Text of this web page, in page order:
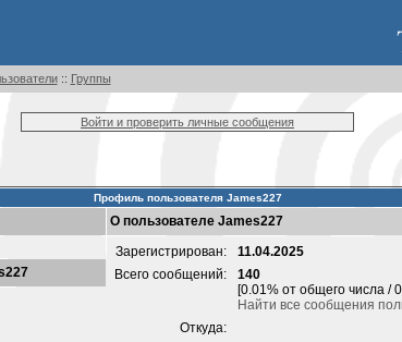
:: Группы
Войти и проверить личные сообщения
Профиль пользователя James227
О пользователе James227
Зарегистрирован:
11.04.2025
Всего сообщений:
140
[0.01% от общего числа /
Найти все сообщения
Откуда: